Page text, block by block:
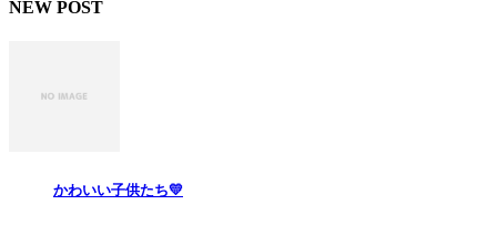
NEW POST
かわいい子供たち💛